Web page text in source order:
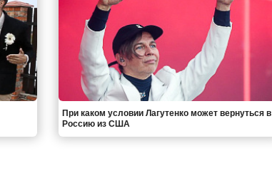
При каком условии Лагутенко может вернуться в
Россию из США